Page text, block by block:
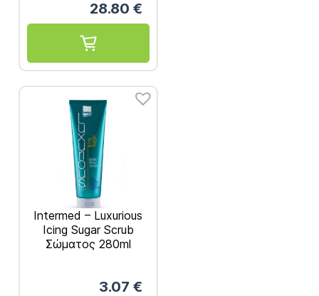
28.80 €
Intermed – Luxurious
Icing Sugar Scrub
Σώματος 280ml
3.07 €